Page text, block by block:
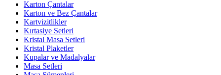
Karton Çantalar
Karton ve Bez Çantalar
Kartvizitlikler
Kırtasiye Setleri
Kristal Masa Setleri
Kristal Plaketler
Kupalar ve Madalyalar
Masa Setleri